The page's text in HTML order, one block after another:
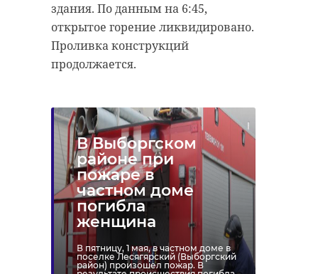
здания. По данным на 6:45,
открытое горение ликвидировано.
Проливка конструкций
продолжается.
В Выборгском
районе при
пожаре в
частном доме
погибла
женщина
В пятницу, 1 мая, в частном доме в
поселке Лесягярский (Выборгский
район) произошел пожар. В